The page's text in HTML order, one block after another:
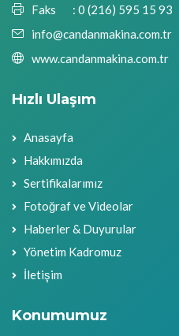
Faks : 0 (216) 595 15 93
info@candanmakina.com.tr
www.candanmakina.com.tr
Hızlı Ulaşım
Anasayfa
Hakkımızda
Sertifikalarımız
Fotoğraf ve Videolar
Haberler & Duyurular
Yönetim Kadromuz
İletişim
Konumumuz